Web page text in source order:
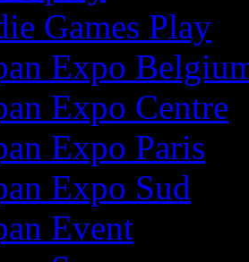
Games Play
Expo
Expo Centre
Expo Paris
Expo Sud
Event